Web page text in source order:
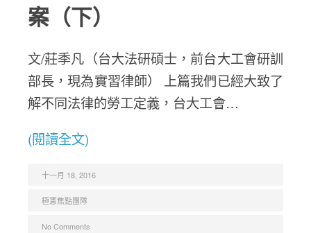
案（下）
文/莊季凡（台大法研碩士，前台大工會研訓
部長，現為實習律師） 上篇我們已經大致了
解不同法律的勞工定義，台大工會…
(閱讀全文)
十一月 18, 2016
極憲焦點團隊
No Comments